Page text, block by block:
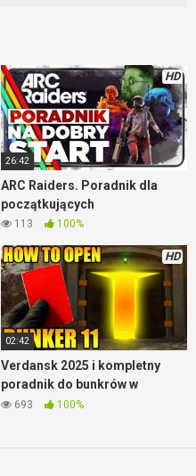
HD
26:42
ARC Raiders. Poradnik dla
początkujących
113 100%
HD
02:42
Verdansk 2025 i kompletny
poradnik do bunkrów w
Warzone
693 100%